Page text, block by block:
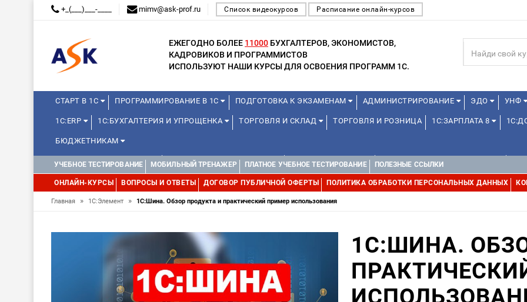
+_(___)___-____ mimv@ask-prof.ru Список видеокурсов Расписание онлайн-курсов
ЕЖЕГОДНО БОЛЕЕ 11000 БУХГАЛТЕРОВ, ЭКОНОМИСТОВ,
КАДРОВИКОВ И ПРОГРАММИСТОВ
ИСПОЛЬЗУЮТ НАШИ КУРСЫ ДЛЯ ОСВОЕНИЯ ПРОГРАММ 1С.
СТАРТ В 1С ПРОГРАММИРОВАНИЕ В 1С ПОДГОТОВКА К ЭКЗАМЕНАМ АДМИНИСТРИРОВАНИЕ ЭДО УНФ
1С:ERP 1С:БУХГАЛТЕРИЯ И УПРОЩЕНКА ТОРГОВЛЯ И СКЛАД ТОРГОВЛЯ И РОЗНИЦА 1С:ЗАРПЛАТА 8
БЮДЖЕТНИКАМ
КУРСЫ ДЛЯ ШКОЛЬНИКОВ ДИСТАНЦИОННАЯ ШКОЛА 1С ДЛЯ ШКОЛЬНИКОВ 1С:УПРАВЛЕНИЕ ХОЛДИНГОМ
1С:МЕДИЦИНА WEB, JAVA И ANDROID
УЧЕБНОЕ ТЕСТИРОВАНИЕ МОБИЛЬНЫЙ ТРЕНАЖЕР ПЛАТНОЕ УЧЕБНОЕ ТЕСТИРОВАНИЕ ПОЛЕЗНЫЕ ССЫЛКИ
ОНЛАЙН-КУРСЫ ВОПРОСЫ И ОТВЕТЫ ДОГОВОР ПУБЛИЧНОЙ ОФЕРТЫ ПОЛИТИКА ОБРАБОТКИ ПЕРСОНАЛЬНЫХ ДАННЫХ
Главная » 1С:Элемент » 1С:Шина. Обзор продукта и практический пример использования
1С:ШИНА.